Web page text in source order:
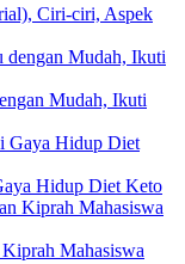
Ciri-ciri, Aspek
Mudah, Ikuti
Hidup Diet Keto
Mahasiswa